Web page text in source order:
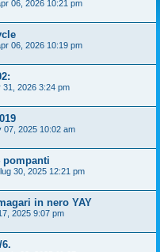
06, 2026 10:21 pm
06, 2026 10:19 pm
31, 2026 3:24 pm
07, 2025 10:02 am
pompanti
30, 2025 12:21 pm
in nero YAY
2025 9:07 pm